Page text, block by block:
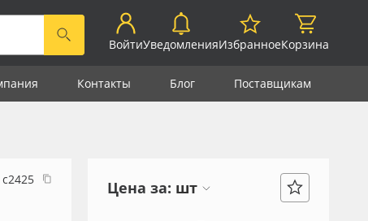
ВойтиУведомленияИзбранноеКорзина
Контакты Блог Поставщикам
с2425 Цена за: шт